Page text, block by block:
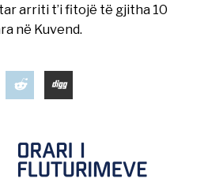
arriti t’i fitojë të gjitha 10
në Kuvend.